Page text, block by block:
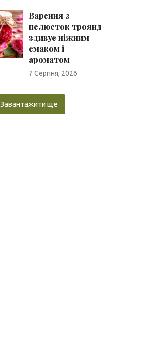
Варення з
пелюсток троянд
здивує ніжним
смаком і
ароматом
7 Серпня, 2026
Завантажити ще